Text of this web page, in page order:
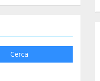
Cerca